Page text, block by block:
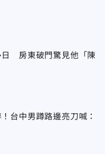
日 房東破門驚見他「陳
台中男蹲路邊亮刀喊：